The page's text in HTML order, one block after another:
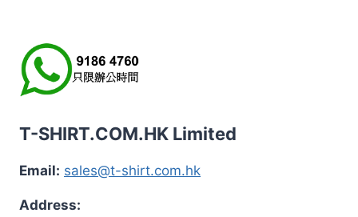
T-SHIRT.COM.HK Limited
Email: sales@t-shirt.com.hk
Address: